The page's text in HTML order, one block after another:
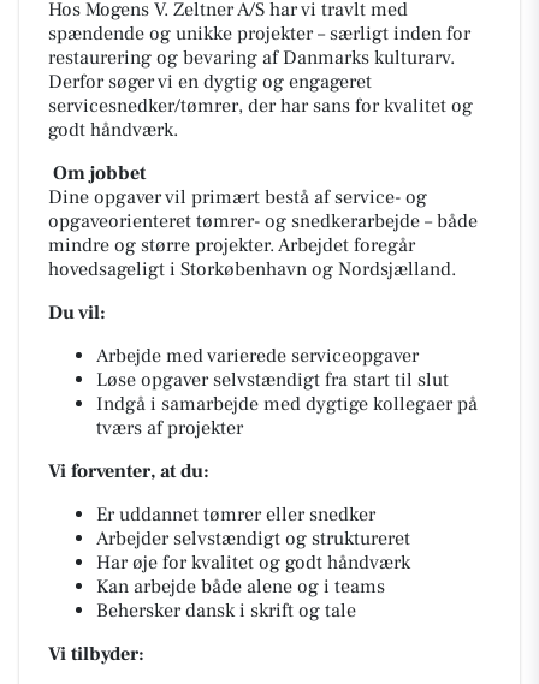
Hos Mogens V. Zeltner A/S har vi travlt med
spændende og unikke projekter – særligt inden for
restaurering og bevaring af Danmarks kulturarv.
Derfor søger vi en dygtig og engageret
servicesnedker/tømrer, der har sans for kvalitet og
godt håndværk.
Om jobbet
Dine opgaver vil primært bestå af service- og
opgaveorienteret tømrer- og snedkerarbejde – både
mindre og større projekter. Arbejdet foregår
hovedsageligt i Storkøbenhavn og Nordsjælland.
Du vil:
Arbejde med varierede serviceopgaver
Løse opgaver selvstændigt fra start til slut
Indgå i samarbejde med dygtige kollegaer på
tværs af projekter
Vi forventer, at du:
Er uddannet tømrer eller snedker
Arbejder selvstændigt og struktureret
Har øje for kvalitet og godt håndværk
Kan arbejde både alene og i teams
Behersker dansk i skrift og tale
Vi tilbyder: